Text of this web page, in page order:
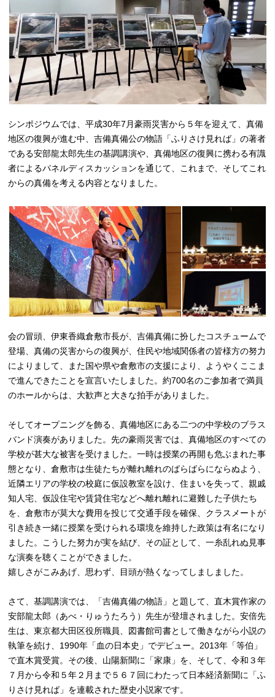
シンポジウムでは、平成30年7月豪雨災害から５年を迎えて、真備
地区の復興が進む中、吉備真備公の物語「ふりさけ見れば」の著者
である安部龍太郎先生の基調講演や、真備地区の復興に携わる有識
者によるパネルディスカッションを通じて、これまで、そしてこれ
からの真備を考える内容となりました。
会の冒頭、伊東香織倉敷市長が、吉備真備に扮したコスチュームで
登場、真備の災害からの復興が、住民や地域関係者の皆様方の努力
によりまして、また国や県や倉敷市の支援により、ようやくここま
で進んできたことを宣言いたしました。約700名のご参加者で満員
のホールからは、大歓声と大きな拍手がありました。
そしてオープニングを飾る、真備地区にある二つの中学校のブラス
バンド演奏がありました。先の豪雨災害では、真備地区のすべての
学校が甚大な被害を受けました。一時は授業の再開も危ぶまれた事
態となり、倉敷市は生徒たちが離れ離れのばらばらにならぬよう、
近隣エリアの学校の校庭に仮設教室を設け、住まいを失って、親戚
知人宅、仮設住宅や賃貸住宅などへ離れ離れに避難した子供たち
を、倉敷市が莫大な費用を投じて交通手段を確保、クラスメートが
引き続き一緒に授業を受けられる環境を維持した政策は有名になり
ました。こうした努力が実を結び、その証として、一糸乱れぬ見事
な演奏を聴くことができました。
嬉しさがこみあげ、思わず、目頭が熱くなってしましました。
さて、基調講演では、「吉備真備の物語」と題して、直木賞作家の
安部龍太郎（あべ・りゅうたろう）先生が登壇されました。安倍先
生は、東京都大田区役所職員、図書館司書として働きながら小説の
執筆を続け、1990年「血の日本史」でデビュー。2013年「等伯」
で直木賞受賞。その後、山陽新聞に「家康」を、そして、令和３年
７月から令和５年２月まで５６７回にわたって日本経済新聞に「ふ
りさけ見れば」を連載された歴史小説家です。